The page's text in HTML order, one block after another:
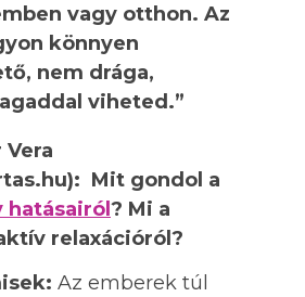
vagy otthon. Az
könnyen
nem drága,
viheted.”
Mit gondol a
hatásairól? Mi a
relaxációról?
Az emberek túl